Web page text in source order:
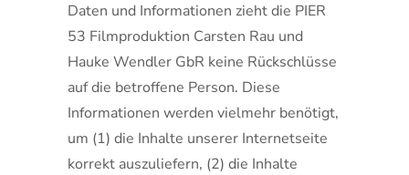
Daten und Informationen zieht die PIER
53 Filmproduktion Carsten Rau und
Hauke Wendler GbR keine Rückschlüsse
auf die betroffene Person. Diese
Informationen werden vielmehr benötigt,
um (1) die Inhalte unserer Internetseite
korrekt auszuliefern, (2) die Inhalte